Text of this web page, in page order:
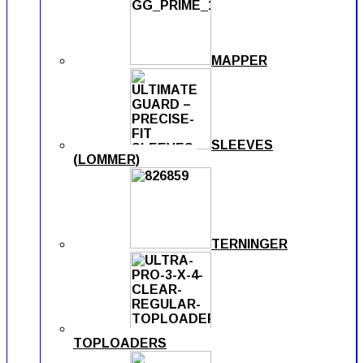
MAPPER
SLEEVES
(LOMMER)
TERNINGER
TOPLOADERS